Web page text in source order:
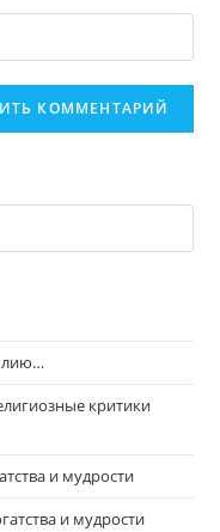
критики
и мудрости
и мудрости